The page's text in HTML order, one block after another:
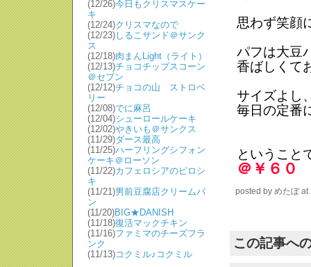
(12/26)今日もクリスマスケー
キ
(12/24)クリスマなので
(12/23)しるこサンド＠サンク
ス
(12/18)肉まんLight（ライト）
(12/13)チョコチップスコーン
＠セブン
(12/12)チョコの山 ストロベ
リー
(12/08)でに麻呂
(12/04)シューロールケーキ
(12/02)やきいも＠サンクス
(11/29)ダース最高
(11/25)ハーフリングシフォン
ケーキ＠ローソン
(11/22)カフェロシアのピロシ
キ
(11/21)男前豆腐店クリームパ
ン
(11/20)BIG★DANISH
(11/18)復活マックチキン
(11/16)ファミマのチーズフラ
ンク
(11/13)コクミル♪コクミル
思わず笑顔
パフは大豆
香ばしくて
サイズよし
毎日の定番
ということ
＠￥６０
posted by めたぼat
この記事へ